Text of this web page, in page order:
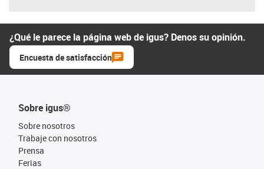
¿Qué le parece la página web de igus? Denos su opinión.
Encuesta de satisfacción
Sobre igus®
Sobre nosotros
Trabaje con nosotros
Prensa
Ferias